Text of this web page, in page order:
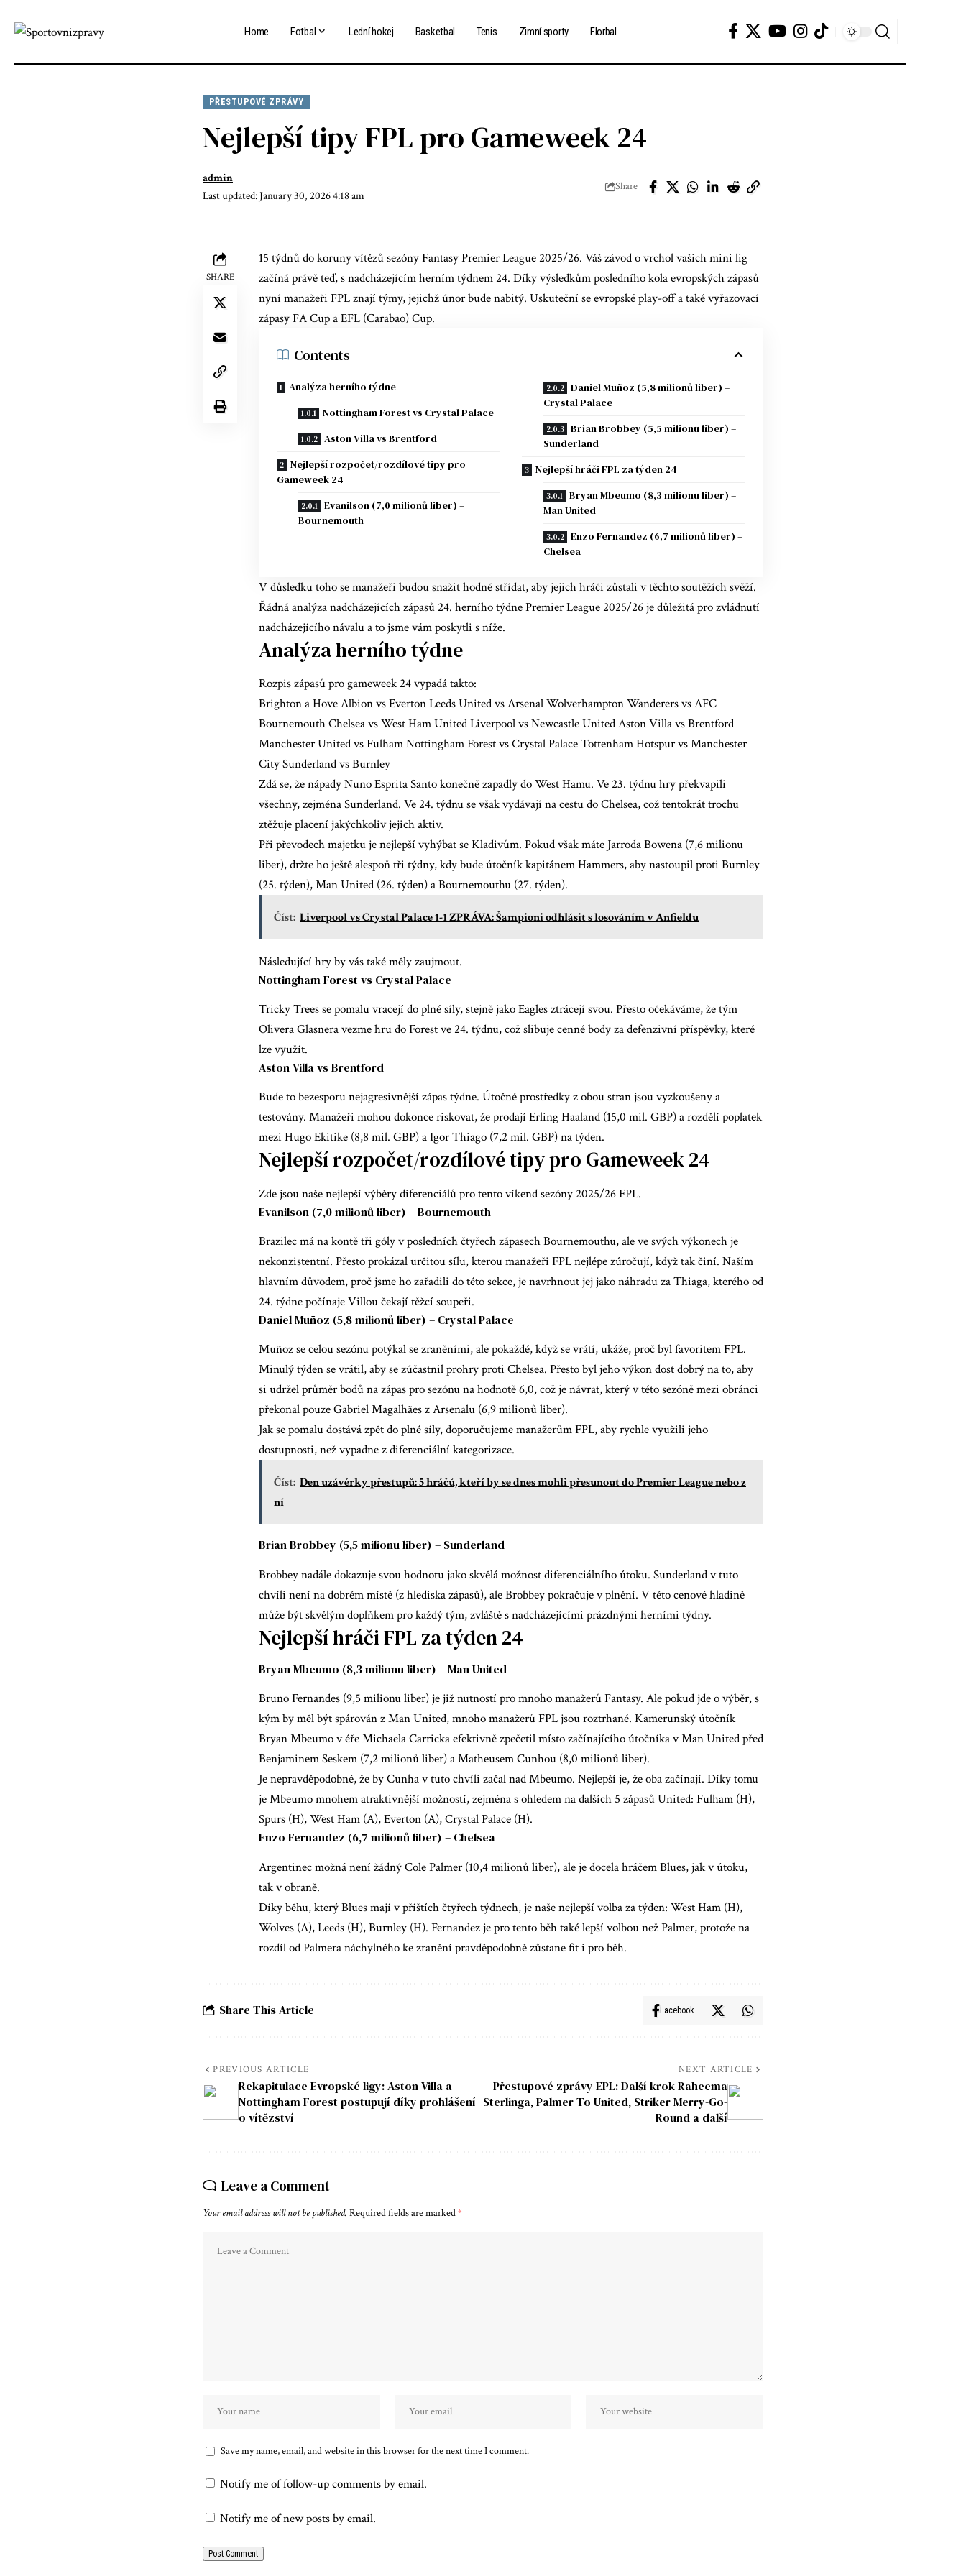
Home Fotbal Lední hokej Basketbal Tenis Zimní sporty Florbal
PŘESTUPOVÉ ZPRÁVY
Nejlepší tipy FPL pro Gameweek 24
Last updated: January 30, 2026 4:18 am
admin
Share
SHARE
15 týdnů do koruny vítězů sezóny Fantasy Premier League 2025/26. Váš závod o vrchol vašich mini lig
začíná právě teď, s nadcházejícím herním týdnem 24. Díky výsledkům posledního kola evropských zápasů
nyní manažeři FPL znají týmy, jejichž únor bude nabitý. Uskuteční se evropské play-off a také vyřazovací
zápasy FA Cup a EFL (Carabao) Cup.
Contents
Analýza herního týdne
Nottingham Forest vs Crystal Palace
Aston Villa vs Brentford
Nejlepší rozpočet/rozdílové tipy pro
Gameweek 24
Evanilson (7,0 milionů liber) –
Bournemouth
Daniel Muñoz (5,8 milionů liber) –
Crystal Palace
Brian Brobbey (5,5 milionu liber) –
Sunderland
Nejlepší hráči FPL za týden 24
Bryan Mbeumo (8,3 milionu liber) –
Man United
Enzo Fernandez (6,7 milionů liber) –
Chelsea
V důsledku toho se manažeři budou snažit hodně střídat, aby jejich hráči zůstali v těchto soutěžích svěží.
Řádná analýza nadcházejících zápasů 24. herního týdne Premier League 2025/26 je důležitá pro zvládnutí
nadcházejícího návalu ato jsme vám poskytli s níže.
Analýza herního týdne
Rozpis zápasů pro gameweek 24 vypadá takto:
Brighton a Hove Albion vs Everton Leeds United vs Arsenal Wolverhampton Wanderers vs AFC
Bournemouth Chelsea vs West Ham United Liverpool vs Newcastle United Aston Villa vs Brentford
Manchester United vs Fulham Nottingham Forest vs Crystal Palace Tottenham Hotspur vs Manchester
City Sunderland vs Burnley
Zdá se, že nápady Nuno Esprita Santo konečně zapadly do West Hamu. Ve 23. týdnu hry překvapili
všechny, zejména Sunderland. Ve 24. týdnu se však vydávají na cestu do Chelsea, což tentokrát trochu
ztěžuje placení jakýchkoliv jejich aktiv.
Při převodech majetku je nejlepší vyhýbat se Kladivům. Pokud však máte Jarroda Bowena (7,6 milionu
liber), držte ho ještě alespoň tři týdny, kdy bude útočník kapitánem Hammers, aby nastoupil proti Burnley
(25. týden), Man United (26. týden) a Bournemouthu (27. týden).
Číst: Liverpool vs Crystal Palace 1-1 ZPRÁVA: Šampioni odhlásit s losováním v Anfieldu
Následující hry by vás také měly zaujmout.
Nottingham Forest vs Crystal Palace
Tricky Trees se pomalu vracejí do plné síly, stejně jako Eagles ztrácejí svou. Přesto očekáváme, že tým
Olivera Glasnera vezme hru do Forest ve 24. týdnu, což slibuje cenné body za defenzivní příspěvky, které
lze využít.
Aston Villa vs Brentford
Bude to bezesporu nejagresivnější zápas týdne. Útočné prostředky z obou stran jsou vyzkoušeny a
testovány. Manažeři mohou dokonce riskovat, že prodají Erling Haaland (15,0 mil. GBP) a rozdělí poplatek
mezi Hugo Ekitike (8,8 mil. GBP) a Igor Thiago (7,2 mil. GBP) na týden.
Nejlepší rozpočet/rozdílové tipy pro Gameweek 24
Zde jsou naše nejlepší výběry diferenciálů pro tento víkend sezóny 2025/26 FPL.
Evanilson (7,0 milionů liber) – Bournemouth
Brazilec má na kontě tři góly v posledních čtyřech zápasech Bournemouthu, ale ve svých výkonech je
nekonzistentní. Přesto prokázal určitou sílu, kterou manažeři FPL nejlépe zúročují, když tak činí. Naším
hlavním důvodem, proč jsme ho zařadili do této sekce, je navrhnout jej jako náhradu za Thiaga, kterého od
24. týdne počínaje Villou čekají těžcí soupeři.
Daniel Muñoz (5,8 milionů liber) – Crystal Palace
Muñoz se celou sezónu potýkal se zraněními, ale pokaždé, když se vrátí, ukáže, proč byl favoritem FPL.
Minulý týden se vrátil, aby se zúčastnil prohry proti Chelsea. Přesto byl jeho výkon dost dobrý na to, aby
si udržel průměr bodů na zápas pro sezónu na hodnotě 6,0, což je návrat, který v této sezóně mezi obránci
překonal pouze Gabriel Magalhães z Arsenalu (6,9 milionů liber).
Jak se pomalu dostává zpět do plné síly, doporučujeme manažerům FPL, aby rychle využili jeho
dostupnosti, než vypadne z diferenciální kategorizace.
Číst: Den uzávěrky přestupů: 5 hráčů, kteří by se dnes mohli přesunout do Premier League nebo z
ní
Brian Brobbey (5,5 milionu liber) – Sunderland
Brobbey nadále dokazuje svou hodnotu jako skvělá možnost diferenciálního útoku. Sunderland v tuto
chvíli není na dobrém místě (z hlediska zápasů), ale Brobbey pokračuje v plnění. V této cenové hladině
může být skvělým doplňkem pro každý tým, zvláště s nadcházejícími prázdnými herními týdny.
Nejlepší hráči FPL za týden 24
Bryan Mbeumo (8,3 milionu liber) – Man United
Bruno Fernandes (9,5 milionu liber) je již nutností pro mnoho manažerů Fantasy. Ale pokud jde o výběr, s
kým by měl být spárován z Man United,mnoho manažerů FPLjsou roztrhané. Kamerunský útočník
Bryan Mbeumo v éře Michaela Carricka efektivně zpečetil místo začínajícího útočníka v Man United před
Benjaminem Seskem (7,2 milionů liber) a Matheusem Cunhou (8,0 milionů liber).
Je nepravděpodobné, že by Cunha v tuto chvíli začal nad Mbeumo. Nejlepší je, že oba začínají. Díky tomu
je Mbeumo mnohem atraktivnější možností, zejména s ohledem na dalších 5 zápasů United: Fulham (H),
Spurs (H), West Ham (A), Everton (A), Crystal Palace (H).
Enzo Fernandez (6,7 milionů liber) – Chelsea
Argentinec možná není žádný Cole Palmer (10,4 milionů liber), ale je docela hráčem Blues, jak v útoku,
tak v obraně.
Díky běhu, který Blues mají v příštích čtyřech týdnech, je naše nejlepší volba za týden: West Ham (H),
Wolves (A), Leeds (H), Burnley (H). Fernandez je pro tento běh také lepší volbou než Palmer, protože na
rozdíl od Palmera náchylného ke zranění pravděpodobně zůstane fit i pro běh.
Share This Article Facebook
PREVIOUS ARTICLE
Rekapitulace Evropské ligy: Aston Villa a
Nottingham Forest postupují díky prohlášení
o vítězství
NEXT ARTICLE
Přestupové zprávy EPL: Další krok Raheema
Sterlinga, Palmer To United, Striker Merry-Go-
Round a další
Leave a Comment
Your email address will not be published. Required fields are marked*
Save my name, email, and website in this browser for the next time I comment.
Notify me of follow-up comments by email.
Notify me of new posts by email.